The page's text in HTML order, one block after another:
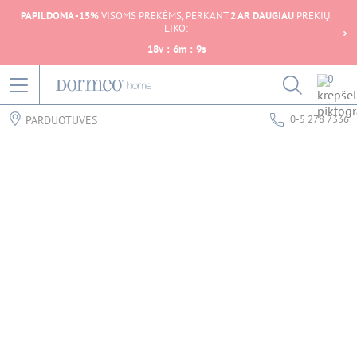
PAPILDOMA -15%VISOMS PREKĖMS, PERKANT2 AR DAUGIAUPREKIŲ.
LIKO:
18v : 6m : 9s
0
PARDUOTUVĖS 0-5 278 7336